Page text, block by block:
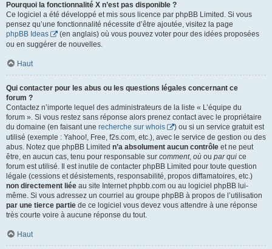
Pourquoi la fonctionnalité X n’est pas disponible ?
Ce logiciel a été développé et mis sous licence par phpBB Limited. Si vous
pensez qu’une fonctionnalité nécessite d’être ajoutée, visitez la page
phpBB Ideas
(en anglais) où vous pouvez voter pour des idées proposées
ou en suggérer de nouvelles.
Haut
Qui contacter pour les abus ou les questions légales concernant ce
forum ?
Contactez n’importe lequel des administrateurs de la liste « L’équipe du
forum ». Si vous restez sans réponse alors prenez contact avec le propriétaire
du domaine (en faisant une recherche sur whois
) ou si un service gratuit est
utilisé (exemple : Yahoo!, Free, f2s.com, etc.), avec le service de gestion ou des
abus. Notez que phpBB Limited n’a absolument aucun contrôle et ne peut
être, en aucun cas, tenu pour responsable sur comment, où ou par qui ce
forum est utilisé. Il est inutile de contacter phpBB Limited pour toute question
légale (cessions et désistements, responsabilité, propos diffamatoires, etc.)
non directement liée au site Internet phpbb.com ou au logiciel phpBB lui-
même. Si vous adressez un courriel au groupe phpBB à propos de l’utilisation
par une tierce partie de ce logiciel vous devez vous attendre à une réponse
très courte voire à aucune réponse du tout.
Haut